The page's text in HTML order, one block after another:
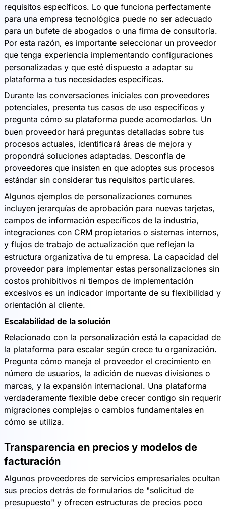
requisitos específicos. Lo que funciona perfectamente
para una empresa tecnológica puede no ser adecuado
para un bufete de abogados o una firma de consultoría.
Por esta razón, es importante seleccionar un proveedor
que tenga experiencia implementando configuraciones
personalizadas y que esté dispuesto a adaptar su
plataforma a tus necesidades específicas.
Durante las conversaciones iniciales con proveedores
potenciales, presenta tus casos de uso específicos y
pregunta cómo su plataforma puede acomodarlos. Un
buen proveedor hará preguntas detalladas sobre tus
procesos actuales, identificará áreas de mejora y
propondrá soluciones adaptadas. Desconfía de
proveedores que insisten en que adoptes sus procesos
estándar sin considerar tus requisitos particulares.
Algunos ejemplos de personalizaciones comunes
incluyen jerarquías de aprobación para nuevas tarjetas,
campos de información específicos de la industria,
integraciones con CRM propietarios o sistemas internos,
y flujos de trabajo de actualización que reflejan la
estructura organizativa de tu empresa. La capacidad del
proveedor para implementar estas personalizaciones sin
costos prohibitivos ni tiempos de implementación
excesivos es un indicador importante de su flexibilidad y
orientación al cliente.
Escalabilidad de la solución
Relacionado con la personalización está la capacidad de
la plataforma para escalar según crece tu organización.
Pregunta cómo maneja el proveedor el crecimiento en
número de usuarios, la adición de nuevas divisiones o
marcas, y la expansión internacional. Una plataforma
verdaderamente flexible debe crecer contigo sin requerir
migraciones complejas o cambios fundamentales en
cómo se utiliza.
Transparencia en precios y modelos de
facturación
Algunos proveedores de servicios empresariales ocultan
sus precios detrás de formularios de "solicitud de
presupuesto" y ofrecen estructuras de precios poco